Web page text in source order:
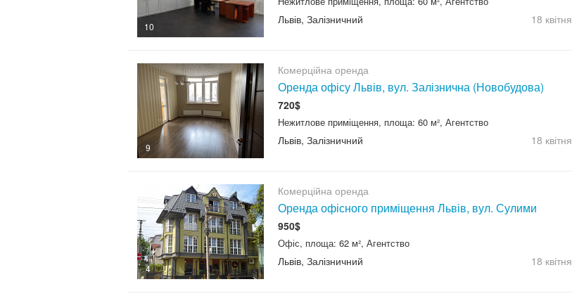
10
Львів, Залізничний 18 квітня
9
Комерційна оренда
Оренда офісу Львів, вул. Залізнична (Новобудова)
720$
Нежитлове приміщення, площа: 60 м², Агентство
Львів, Залізничний 18 квітня
4
Комерційна оренда
Оренда офісного приміщення Львів, вул. Сулими
950$
Офіс, площа: 62 м², Агентство
Львів, Залізничний 18 квітня